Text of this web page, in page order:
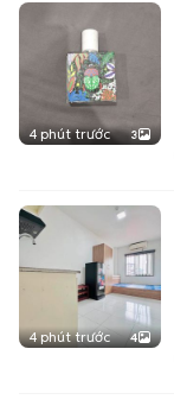
4 phút trước 3
4 phút trước 4